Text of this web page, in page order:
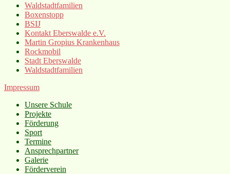
Waldstadtfamilien
Boxenstopp
BSIJ
Kontakt Eberswalde e.V.
Martin Gropius Krankenhaus
Rockmobil
Stadt Eberswalde
Waldstadtfamilien
Impressum
Unsere Schule
Projekte
Förderung
Sport
Termine
Ansprechpartner
Galerie
Förderverein